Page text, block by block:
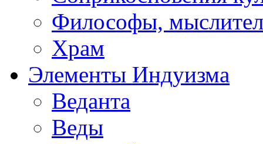
Философы,
Храм
Элементы Индуизма
Веданта
Веды